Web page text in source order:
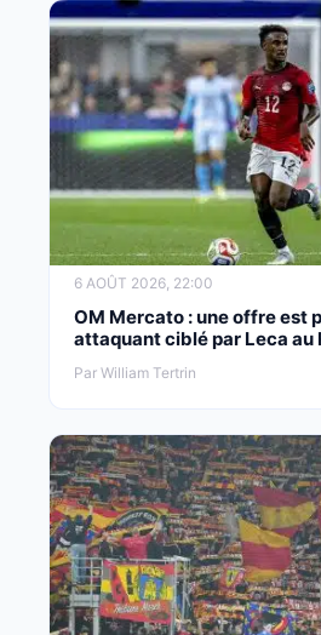
6 AOÛT 2026, 22:00
OM Mercato : une offre est
attaquant ciblé par Leca au
Par William Tertrin